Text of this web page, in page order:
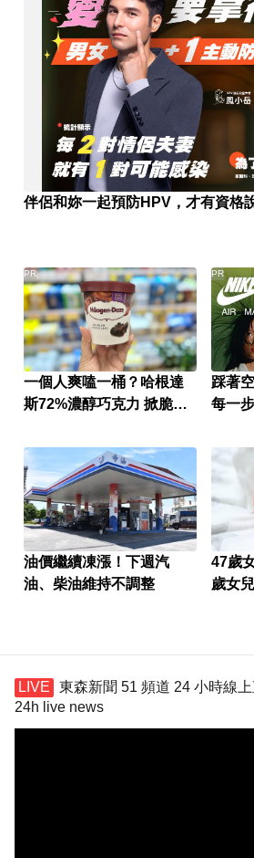
伴侶和妳一起預防HPV，才有資格
一個人爽嗑一桶？哈根達
斯72%濃醇巧克力 掀脆友
PR
踩著
每一
PR
油價繼續凍漲！下週汽
油、柴油維持不調整
47歲
歲女
東森新聞 51 頻道 24 小時線
24h live news